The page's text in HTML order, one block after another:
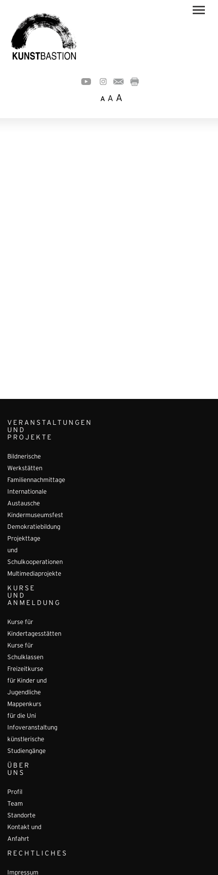
A A A
VERANSTALTUNGEN
UND
PROJEKTE
Bildnerische
Werkstätten
Familiennachmittage
Internationale
Austausche
Kindermuseumsfest
Demokratiebildung
Projekttage
und
Schulkooperationen
Multimediaprojekte
KURSE
UND
ANMELDUNG
Kurse für
Kindertagesstätten
Kurse für
Schulklassen
Freizeitkurse
für Kinder und
Jugendliche
Mappenkurs
für die Uni
Infoveranstaltung
künstlerische
Studiengänge
ÜBER
UNS
Profil
Team
Standorte
Kontakt und
Anfahrt
RECHTLICHES
Impressum